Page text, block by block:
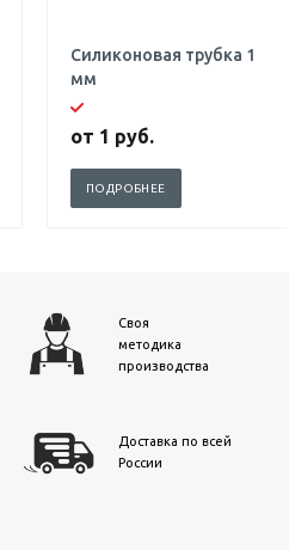
Силиконовая трубка 1
мм
от 1 руб.
ПОДРОБНЕЕ
Своя
методика
производства
Доставка по всей
России